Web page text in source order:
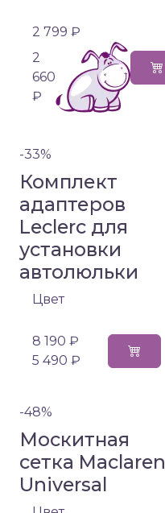
2 799 ₽
2
660
₽
-33%
Комплект
адаптеров
Leclerc для
установки
автолюльки
Цвет
8 190 ₽
5 490 ₽
-48%
Москитная
сетка Maclaren
Universal